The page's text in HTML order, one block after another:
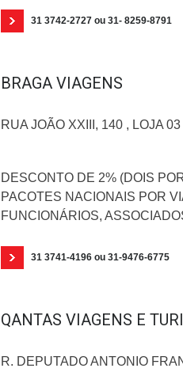
31 3742-2727 ou 31- 8259-8791
BRAGA VIAGENS
RUA JOÃO XXIII, 140 , LOJA
DESCONTO DE 2% (DOIS
PACOTES NACIONAIS POR
FUNCIONÁRIOS,
31 3741-4196 ou 31-9476-6775
QANTAS VIAGENS E
R. DEPUTADO ANTONIO